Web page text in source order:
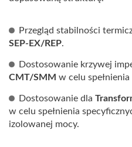
Przegląd stabilności
SEP-EX/REP.
Dostosowanie krzywej
CMT/SMM w celu
Dostosowanie dla
w celu spełnienia
izolowanej mocy.